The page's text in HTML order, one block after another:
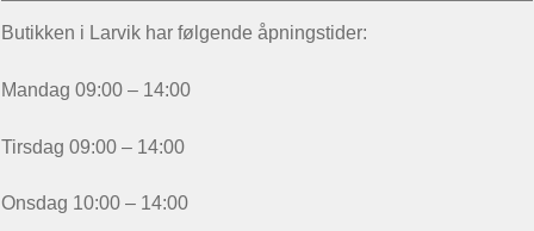
Butikken i Larvik har følgende åpningstider:
Mandag 09:00 – 14:00
Tirsdag 09:00 – 14:00
Onsdag 10:00 – 14:00